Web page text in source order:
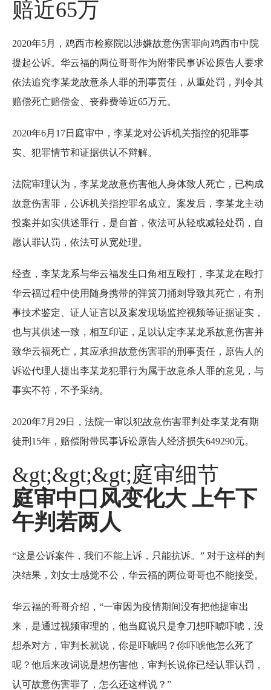
赔近65万
2020年5月，鸡西市检察院以涉嫌故意伤害罪向鸡西市中院
提起公诉。华云福的两位哥哥作为附带民事诉讼原告人要求
依法追究李某龙故意杀人罪的刑事责任，从重处罚，判令其
赔偿死亡赔偿金、丧葬费等近65万元。
2020年6月17日庭审中，李某龙对公诉机关指控的犯罪事
实、犯罪情节和证据供认不辩解。
法院审理认为，李某龙故意伤害他人身体致人死亡，已构成
故意伤害罪，公诉机关指控罪名成立。案发后，李某龙主动
投案并如实供述罪行，是自首，依法可从轻或减轻处罚，自
愿认罪认罚，依法可从宽处理。
经查，李某龙系与华云福发生口角相互殴打，李某龙在殴打
华云福过程中使用随身携带的弹簧刀捅刺导致其死亡，有刑
事技术鉴定、证人证言以及案发现场监控视频等证据证实，
也与其供述一致，相互印证，足以认定李某龙系故意伤害并
致华云福死亡，其应承担故意伤害罪的刑事责任，原告人的
诉讼代理人提出李某龙犯罪行为属于故意杀人罪的意见，与
事实不符，不予采纳。
2020年7月29日，法院一审以犯故意伤害罪判处李某龙有期
徒刑15年，赔偿附带民事诉讼原告人经济损失649290元。
&gt;&gt;&gt;庭审细节
庭审中口风变化大 上午下
午判若两人
“这是公诉案件，我们不能上诉，只能抗诉。” 对于这样的判
决结果，刘女士感觉不公，华云福的两位哥哥也不能接受。
华云福的哥哥介绍，“一审因为疫情期间没有把他提审出
来，是通过视频审理的，他当庭说只是拿刀想吓唬吓唬，没
想杀对方，审判长就说，你是吓唬吗？你吓唬他怎么死了
呢？他后来改词说是想伤害他，审判长说你已经认罪认罚，
认可故意伤害罪了，怎么还这样说？”